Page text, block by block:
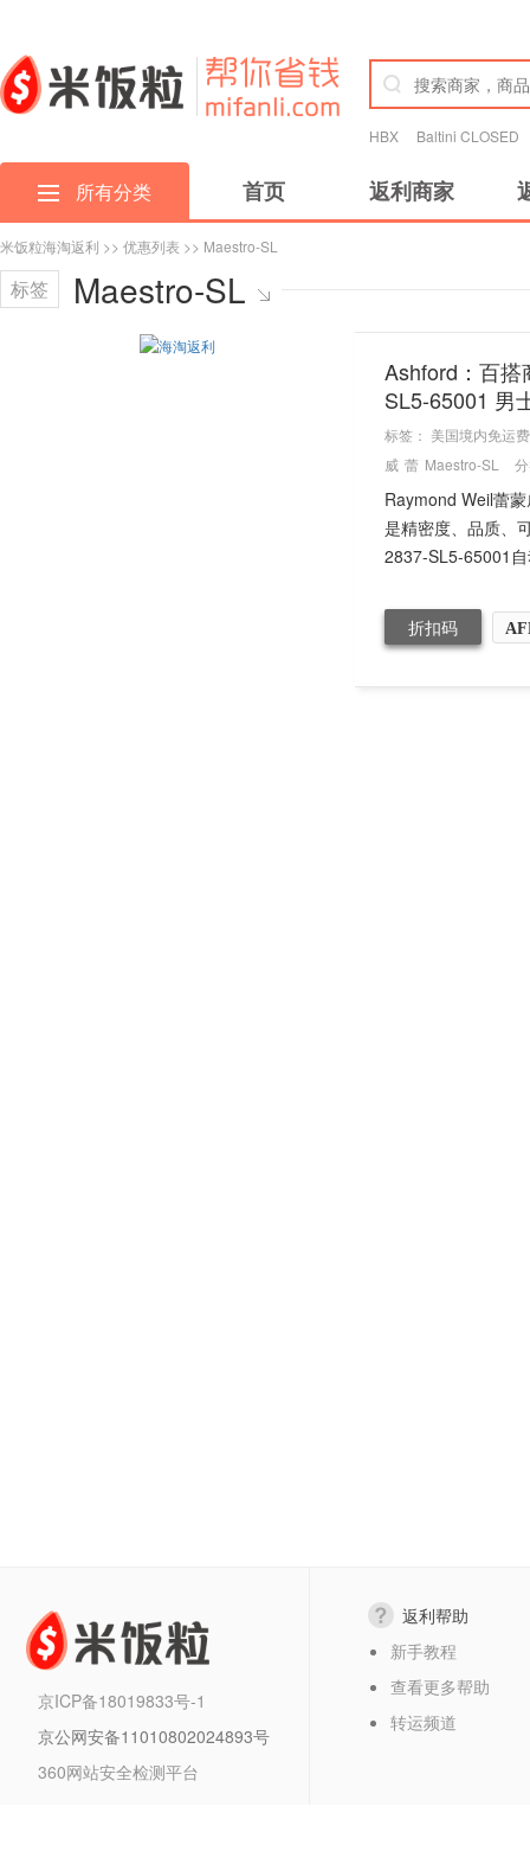
HBX Baltini CLOSED
所有分类 首页 返利商家
米饭粒海淘返利 >> 优惠列表 >> Maestro-SL
标签 Maestro-SL
Ashford：百搭
SL5-65001 男
标签： 美国境内免运费
威 蕾 Maestro-SL
Raymond Weil蕾
是精密度、品质、
2837-SL5-65001
折扣码
京ICP备18019833号-1
京公网安备11010802024893号
360网站安全检测平台
返利帮助
新手教程
查看更多帮助
转运频道